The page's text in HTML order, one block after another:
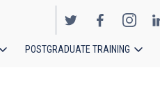
POSTGRADUATE TRAINING